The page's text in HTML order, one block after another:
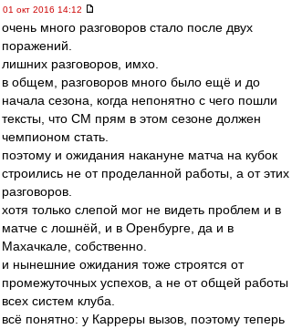
01 окт 2016 14:12
очень много разговоров стало после двух
поражений.
лишних разговоров, имхо.
в общем, разговоров много было ещё и до
начала сезона, когда непонятно с чего пошли
тексты, что СМ прям в этом сезоне должен
чемпионом стать.
поэтому и ожидания накануне матча на кубок
строились не от проделанной работы, а от этих
разговоров.
хотя только слепой мог не видеть проблем и в
матче с лошнёй, и в Оренбурге, да и в
Махачкале, собственно.
и нынешние ожидания тоже строятся от
промежуточных успехов, а не от общей работы
всех систем клуба.
всё понятно: у Карреры вызов, поэтому теперь